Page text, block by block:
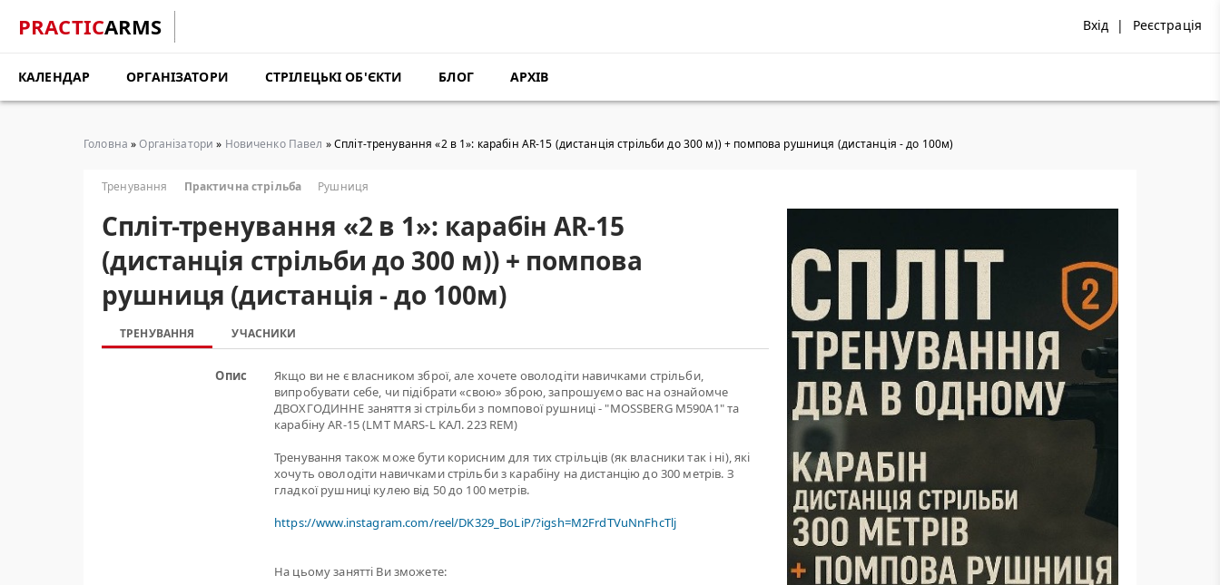
PRACTICARMS Вхід | Реєстрація
КАЛЕНДАР ОРГАНІЗАТОРИ СТРІЛЕЦЬКІ ОБ'ЄКТИ БЛОГ АРХІВ
Головна »Організатори » Новиченко Павел » Cпліт-тренування «2 в 1»: карабін AR-15 (дистанція стрільби до 300 м)) + помпова рушниця (дистанція - до 100м)
Тренування Практична стрільба Рушниця
Cпліт-тренування «2 в 1»: карабін AR-15
(дистанція стрільби до 300 м)) + помпова
рушниця (дистанція - до 100м)
ТРЕНУВАННЯ УЧАСНИКИ
Опис
Якщо ви не є власником зброї, але хочете оволодіти навичками стрільби,
випробувати себе, чи підібрати «свою» зброю, запрошуємо вас на ознайомче
ДВОХГОДИННЕ заняття зі стрільби з помпової рушниці - "MOSSBERG M590A1" та
карабіну AR-15 (LMT MARS-L КАЛ. 223 REM)
Тренування також може бути корисним для тих стрільців (як власники так і ні), які
хочуть оволодіти навичками стрільби з карабіну на дистанцію до 300 метрів. З
гладкої рушниці кулею від 50 до 100 метрів.
https://www.instagram.com/reel/DK329_BoLiP/?igsh=M2FrdTVuNnFhcTlj
На цьому занятті Ви зможете: